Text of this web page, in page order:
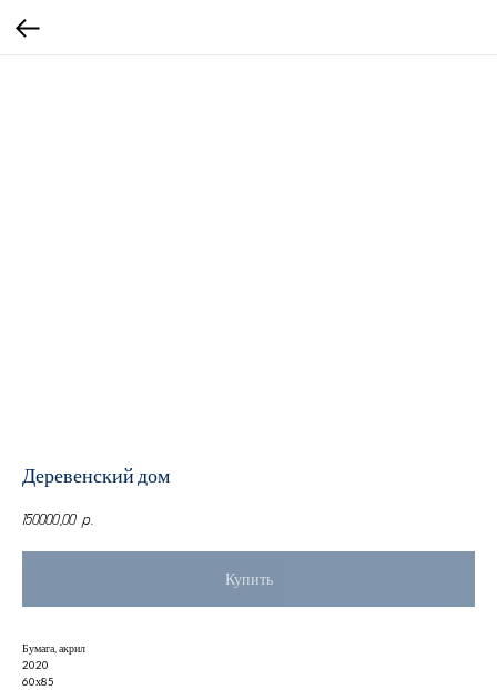
Деревенский дом
150000,00 р.
Купить
Бумага, акрил
2020
60х85